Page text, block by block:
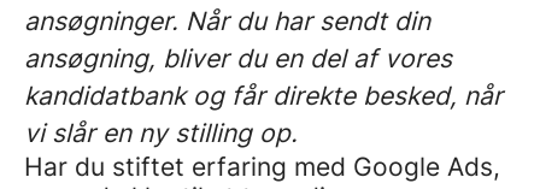
ansøgninger. Når du har sendt din
ansøgning, bliver du en del af vores
kandidatbank og får direkte besked, når
vi slår en ny stilling op.
Har du stiftet erfaring med Google Ads,